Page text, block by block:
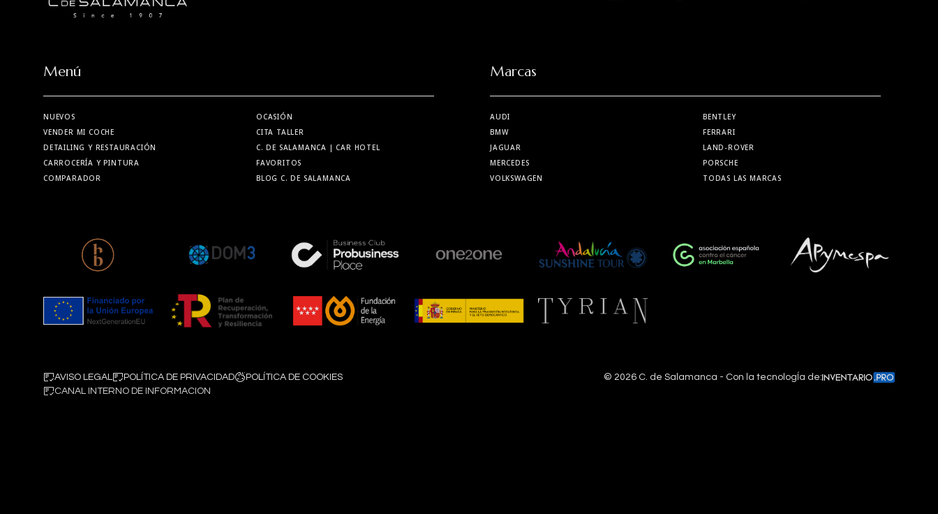
Menú
NUEVOS
VENDER MI COCHE
DETAILING Y RESTAURACIÓN
CARROCERÍA Y PINTURA
COMPARADOR
OCASIÓN
CITA TALLER
C. DE SALAMANCA | CAR HOTEL
FAVORITOS
BLOG C. DE SALAMANCA
Marcas
AUDI
BENTLEY
BMW
FERRARI
JAGUAR
LAND-ROVER
MERCEDES
PORSCHE
VOLKSWAGEN
TODAS LAS MARCAS
AVISO LEGAL POLÍTICA DE PRIVACIDAD
POLÍTICA DE COOKIES
CANAL INTERNO DE INFORMACION
© 2026 C. de Salamanca - Con la tecnologÍa de: